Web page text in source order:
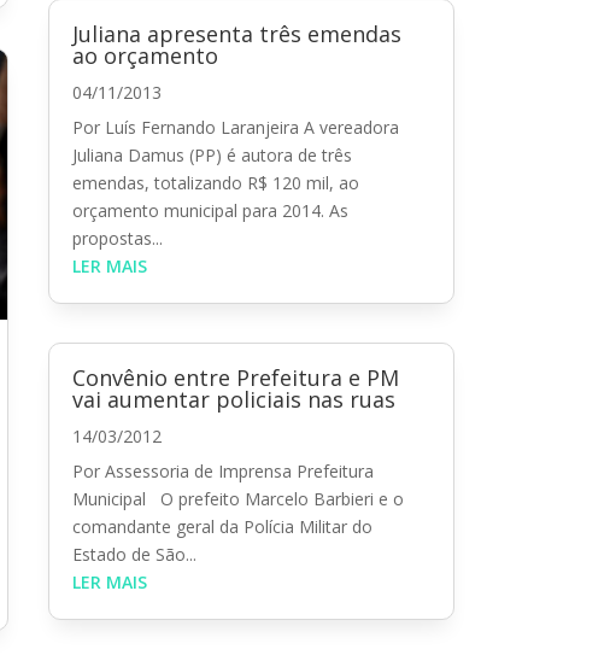
Juliana apresenta três emendas
ao orçamento
04/11/2013
Por Luís Fernando Laranjeira A vereadora
Juliana Damus (PP) é autora de três
emendas, totalizando R$ 120 mil, ao
orçamento municipal para 2014. As
propostas...
LER MAIS
Convênio entre Prefeitura e PM
vai aumentar policiais nas ruas
14/03/2012
Por Assessoria de Imprensa Prefeitura
Municipal O prefeito Marcelo Barbieri e o
comandante geral da Polícia Militar do
Estado de São...
LER MAIS